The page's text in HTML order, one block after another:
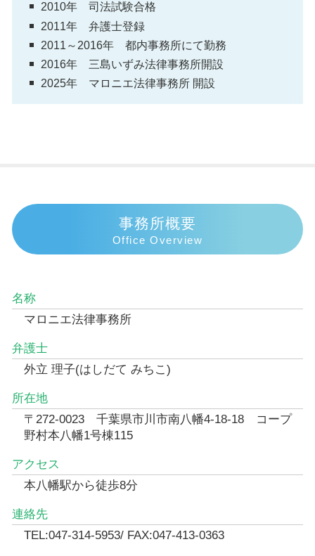
2010年 司法試験合格
2011年 弁護士登録
2011～2016年 都内事務所にて勤務
2016年 三島いずみ法律事務所開設
2025年 マロニエ法律事務所 開設
事務所概要
Office Overview
名称
マロニエ法律事務所
弁護士
外立 理子(はしだて みちこ)
所在地
〒272-0023 千葉県市川市南八幡4-18-18 コープ
野村本八幡1号棟115
アクセス
本八幡駅から徒歩8分
連絡先
TEL:047-314-5953/ FAX:047-413-0363